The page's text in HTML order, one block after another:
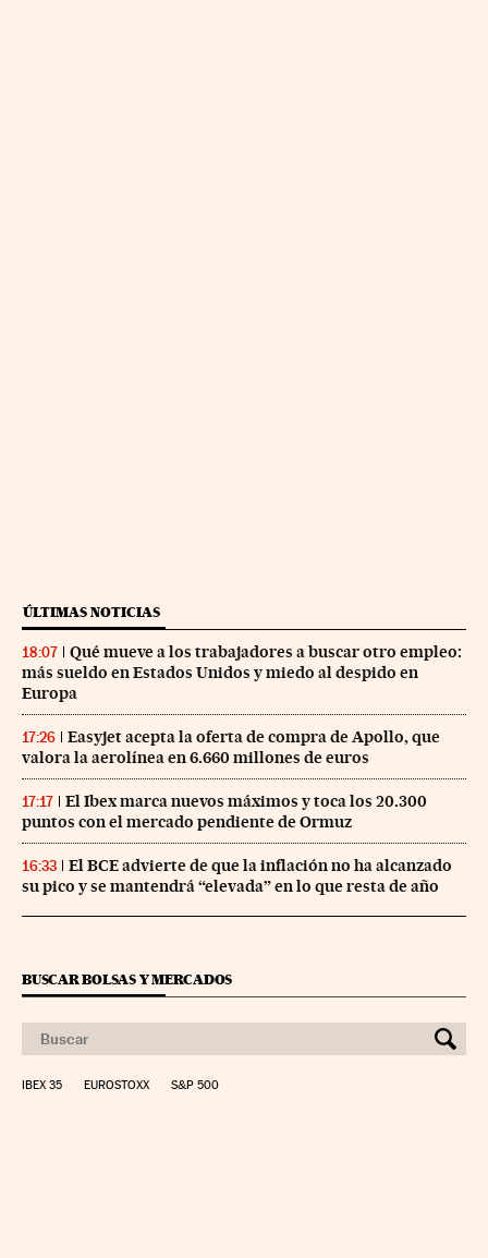
ÚLTIMAS NOTICIAS
18:07
Qué mueve a los trabajadores a buscar otro empleo:
más sueldo en Estados Unidos y miedo al despido en
Europa
17:26
Easyjet acepta la oferta de compra de Apollo, que
valora la aerolínea en 6.660 millones de euros
17:17
El Ibex marca nuevos máximos y toca los 20.300
puntos con el mercado pendiente de Ormuz
16:33
El BCE advierte de que la inflación no ha alcanzado
su pico y se mantendrá “elevada” en lo que resta de año
BUSCAR BOLSAS Y MERCADOS
IBEX 35 EUROSTOXX S&P 500